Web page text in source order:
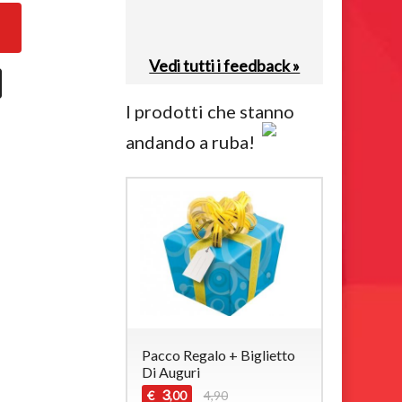
Vedi tutti i feedback »
I prodotti che stanno
andando a ruba!
Pacco Regalo + Biglietto
Di Auguri
€ 3,00 4,90